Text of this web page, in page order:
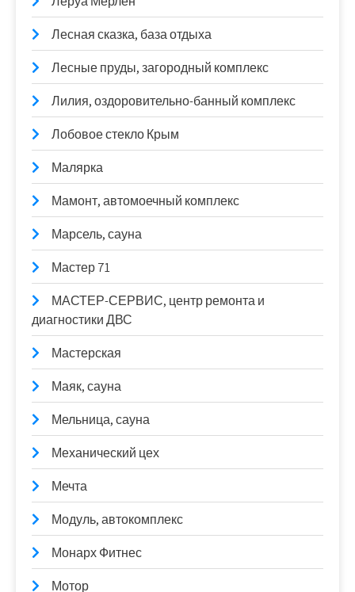
Лесная сказка, база отдыха
Лесные пруды, загородный комплекс
Лилия, оздоровительно-банный комплекс
Лобовое стекло Крым
Малярка
Мамонт, автомоечный комплекс
Марсель, сауна
Мастер 71
МАСТЕР-СЕРВИС, центр ремонта и
диагностики ДВС
Мастерская
Маяк, сауна
Мельница, сауна
Механический цех
Мечта
Модуль, автокомплекс
Монарх Фитнес
Мотор